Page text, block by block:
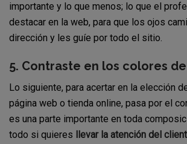
importante y lo que menos; lo que el
destacar en la web, para que los ojos
dirección y les guíe por todo el sitio.
5. Contraste en los colores
Lo siguiente, para acertar en la elección
página web o tienda online, pasa por el
es una parte importante en toda
todo si quieres llevar la atención del